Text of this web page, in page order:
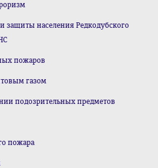
защиты населения Редкодубского
пожаров
газом
подозрительных предметов
пожара